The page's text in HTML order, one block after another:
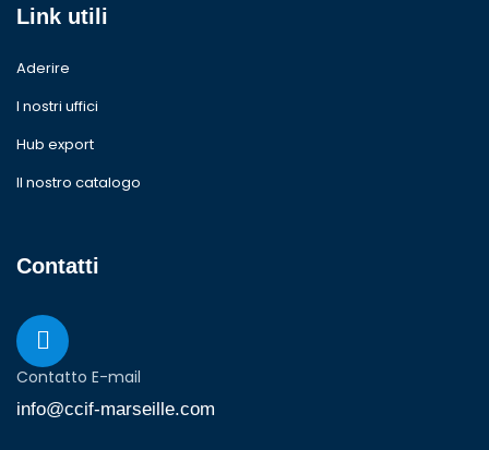
Link utili
Aderire
I nostri uffici
Hub export
Il nostro catalogo
Contatti
Contatto E-mail
info@ccif-marseille.com